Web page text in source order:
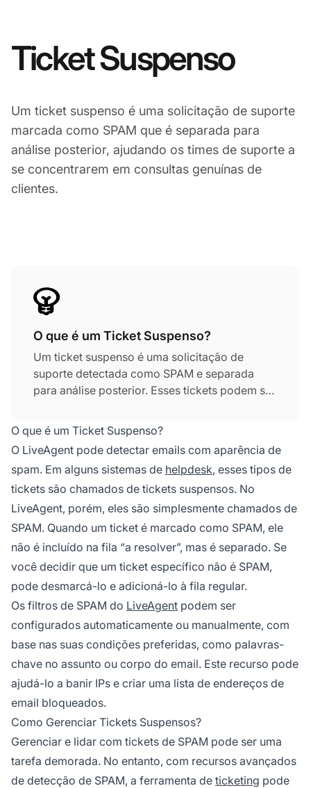
Ticket Suspenso
Um ticket suspenso é uma solicitação de suporte
marcada como SPAM que é separada para
análise posterior, ajudando os times de suporte a
se concentrarem em consultas genuínas de
clientes.
O que é um Ticket Suspenso?
Um ticket suspenso é uma solicitação de
suporte detectada como SPAM e separada
para análise posterior. Esses tickets podem ser
melhorando a eficiência do suporte.
O que é um Ticket Suspenso?
O LiveAgent pode detectar emails com aparência de
spam. Em alguns sistemas de helpdesk, esses tipos de
tickets são chamados de tickets suspensos. No
LiveAgent, porém, eles são simplesmente chamados de
SPAM. Quando um ticket é marcado como SPAM, ele
não é incluído na fila “a resolver”, mas é separado. Se
você decidir que um ticket específico não é SPAM,
pode desmarcá-lo e adicioná-lo à fila regular.
Os filtros de SPAM do LiveAgent podem ser
configurados automaticamente ou manualmente, com
base nas suas condições preferidas, como palavras-
chave no assunto ou corpo do email. Este recurso pode
ajudá-lo a banir IPs e criar uma lista de endereços de
email bloqueados.
Como Gerenciar Tickets Suspensos?
Gerenciar e lidar com tickets de SPAM pode ser uma
tarefa demorada. No entanto, com recursos avançados
de detecção de SPAM, a ferramenta de ticketing pode